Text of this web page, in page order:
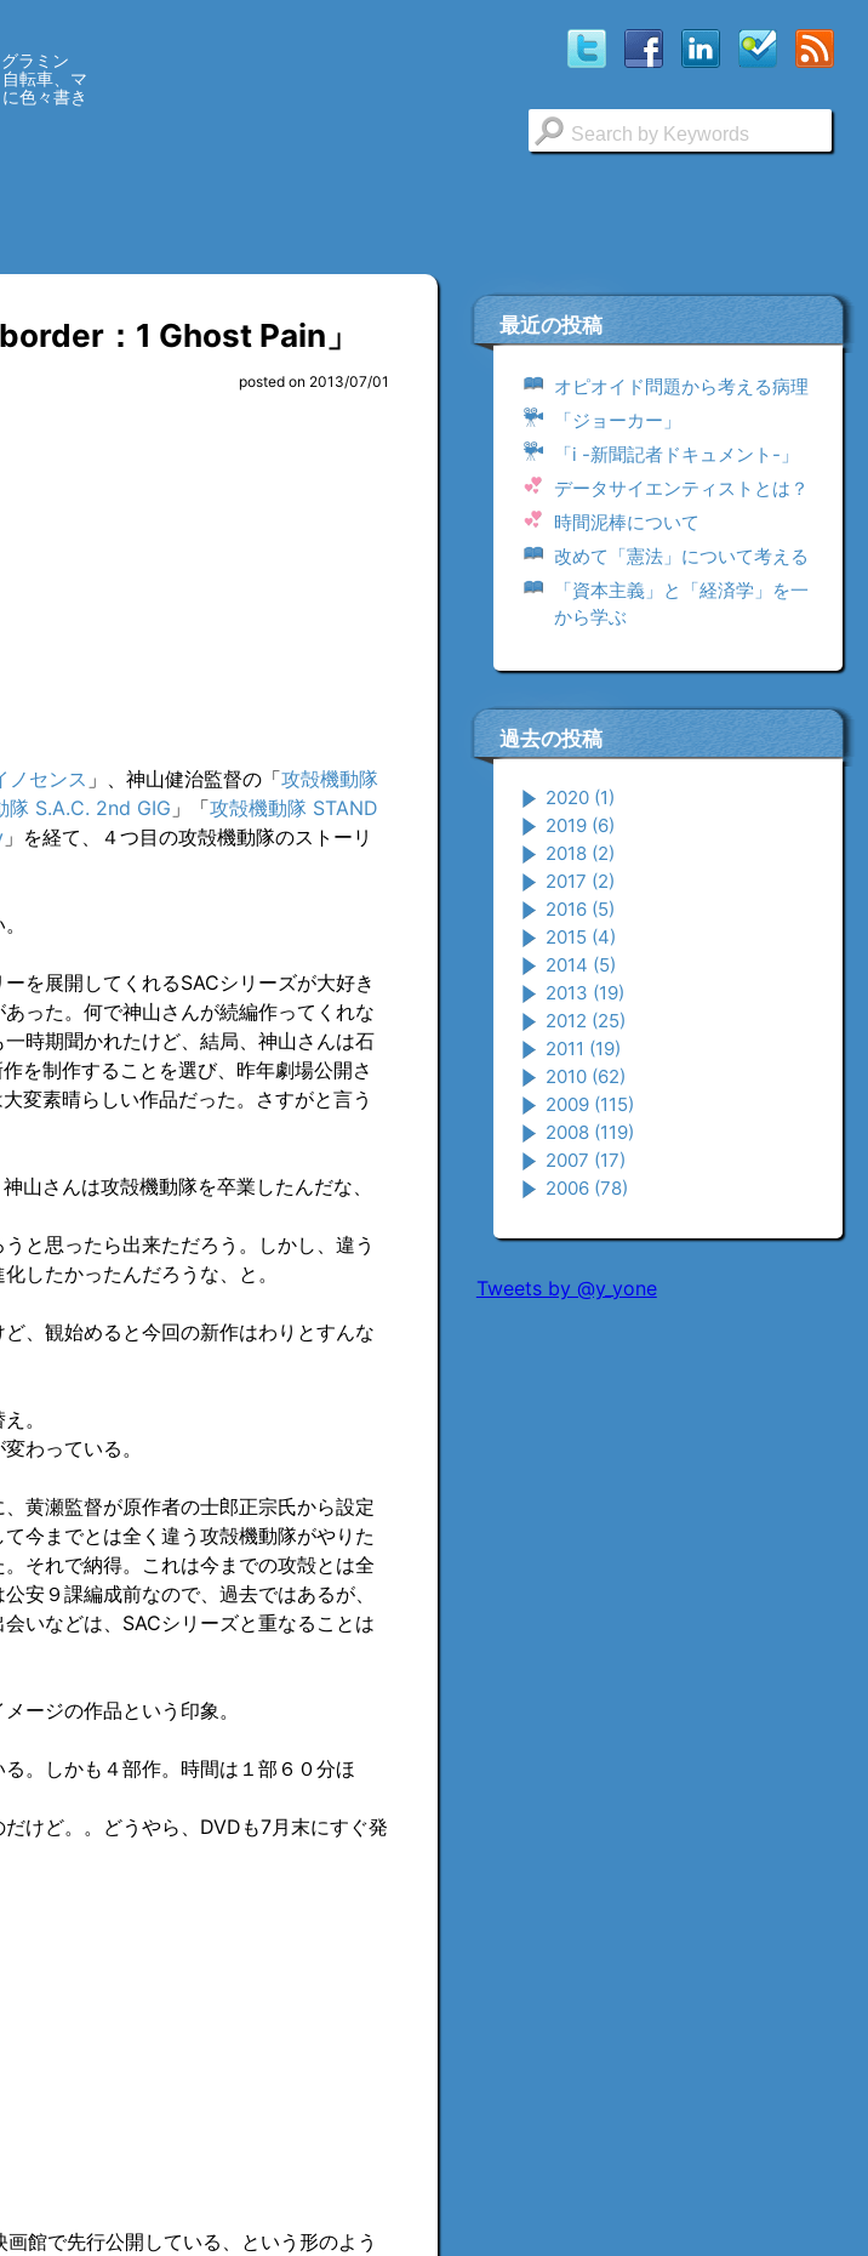
ラミン
転車、マ
色々書き
最近の投稿
オピオイド問題から考える病理
「ジョーカー」
「i -新聞記者ドキュメント-」
データサイエンティストとは？
時間泥棒について
改めて「憲法」について考える
「資本主義」と「経済学」を一
から学ぶ
過去の投稿
2020 (1)
2019 (6)
2018 (2)
2017 (2)
2016 (5)
2015 (4)
2014 (5)
2013 (19)
2012 (25)
2011 (19)
2010 (62)
2009 (115)
2008 (119)
2007 (17)
2006 (78)
Tweets by @y_yone
：1 Ghost Pain」
posted on 2013/07/01
ノセンス 」、神山健治監督の「攻殻機動隊
隊 S.A.C. 2nd GIG 」「攻殻機動隊 STAND
」を経て、４つ目の攻殻機動隊のストーリ
を展開してくれるSACシリーズが大好き
った。何で神山さんが続編作ってくれな
時期聞かれたけど、結局、神山さんは石
を制作することを選び、昨年劇場公開さ
大変素晴らしい作品だった。さすがと言う
山さんは攻殻機動隊を卒業したんだな、
と思ったら出来ただろう。しかし、違う
したかったんだろうな、と。
、観始めると今回の新作はわりとすんな
。
わっている。
黄瀬監督が原作者の士郎正宗氏から設定
今までとは全く違う攻殻機動隊がやりた
それで納得。これは今までの攻殻とは全
安９課編成前なので、過去ではあるが、
いなどは、SACシリーズと重なることは
ージの作品という印象。
。しかも４部作。時間は１部６０分ほ
けど。。どうやら、DVDも7月末にすぐ発
館で先行公開している、という形のよう